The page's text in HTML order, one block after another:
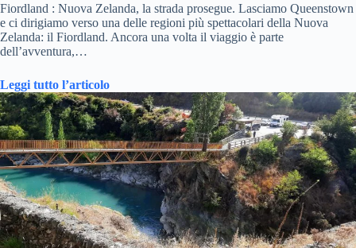
Fiordland : Nuova Zelanda, la strada prosegue. Lasciamo Queenstown
e ci dirigiamo verso una delle regioni più spettacolari della Nuova
Zelanda: il Fiordland. Ancora una volta il viaggio è parte
dell’avventura,…
Leggi tutto l’articolo